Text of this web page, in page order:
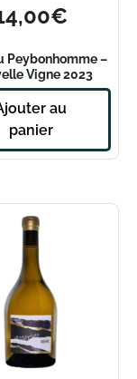
€
Peybonhomme –
Vigne 2023
au
panier